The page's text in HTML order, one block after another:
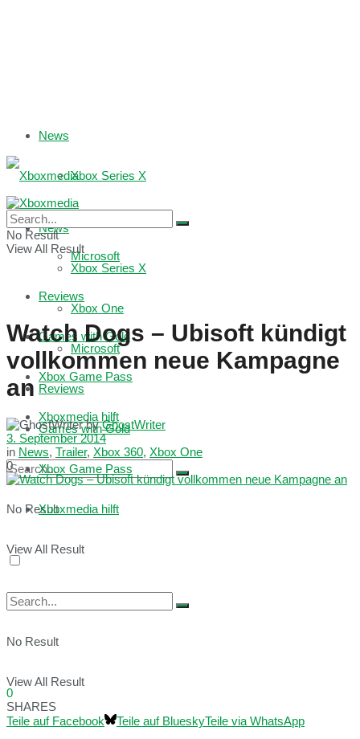
News
Xbox Series X
Microsoft
Reviews
Games with Gold
Xbox Game Pass
Xboxmedia hilft
No Result
View All Result
News
Xbox Series X
Xbox One
Microsoft
Reviews
Games with Gold
Xbox Game Pass
Xboxmedia hilft
No Result
View All Result
No Result
View All Result
Watch Dogs – Ubisoft kündigt
vollkommen neue Kampagne
an
by GhostWriter
3. September 2014
in News, Trailer, Xbox 360, Xbox One
0
0
SHARES
Teile auf Facebook
Teile auf BlueskyTeile via WhatsApp